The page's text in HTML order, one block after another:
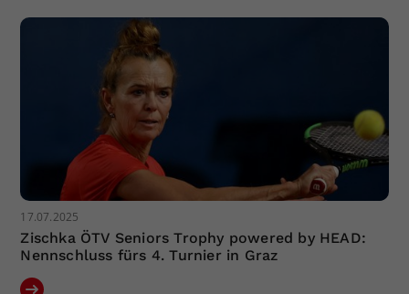
17.07.2025
Zischka ÖTV Seniors Trophy powered by HEAD:
Nennschluss fürs 4. Turnier in Graz
Dieser Wert speichert Ihre Consent-
Einstellungen. Unter anderem eine
zufällig generierte ID, für die
historische Speicherung Ihrer
vorgenommen Einstellungen, falls der
Webseiten-Betreiber dies eingestellt
hat.